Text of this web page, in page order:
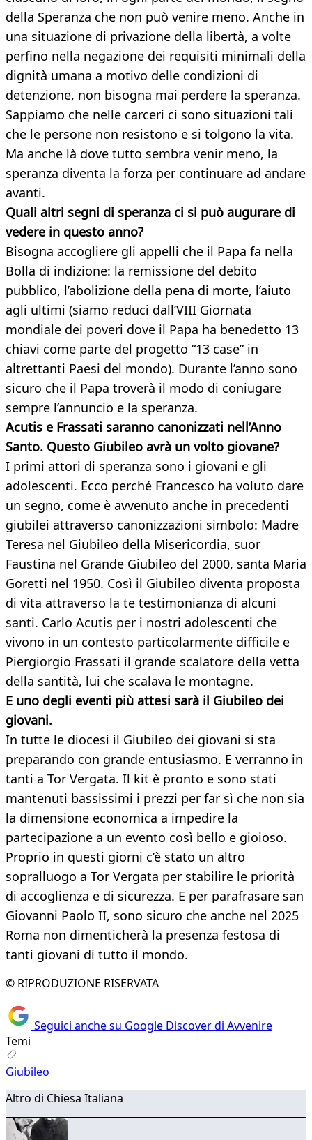
della Speranza che non può venire meno. Anche in
una situazione di privazione della libertà, a volte
perfino nella negazione dei requisiti minimali della
dignità umana a motivo delle condizioni di
detenzione, non bisogna mai perdere la speranza.
Sappiamo che nelle carceri ci sono situazioni tali
che le persone non resistono e si tolgono la vita.
Ma anche là dove tutto sembra venir meno, la
speranza diventa la forza per continuare ad andare
avanti.
Quali altri segni di speranza ci si può augurare di
vedere in questo anno?
Bisogna accogliere gli appelli che il Papa fa nella
Bolla di indizione: la remissione del debito
pubblico, l’abolizione della pena di morte, l’aiuto
agli ultimi (siamo reduci dall’VIII Giornata
mondiale dei poveri dove il Papa ha benedetto 13
chiavi come parte del progetto “13 case” in
altrettanti Paesi del mondo). Durante l’anno sono
sicuro che il Papa troverà il modo di coniugare
sempre l’annuncio e la speranza.
Acutis e Frassati saranno canonizzati nell’Anno
Santo. Questo Giubileo avrà un volto giovane?
I primi attori di speranza sono i giovani e gli
adolescenti. Ecco perché Francesco ha voluto dare
un segno, come è avvenuto anche in precedenti
giubilei attraverso canonizzazioni simbolo: Madre
Teresa nel Giubileo della Misericordia, suor
Faustina nel Grande Giubileo del 2000, santa Maria
Goretti nel 1950. Così il Giubileo diventa proposta
di vita attraverso la te testimonianza di alcuni
santi. Carlo Acutis per i nostri adolescenti che
vivono in un contesto particolarmente difficile e
Piergiorgio Frassati il grande scalatore della vetta
della santità, lui che scalava le montagne.
E uno degli eventi più attesi sarà il Giubileo dei
giovani.
In tutte le diocesi il Giubileo dei giovani si sta
preparando con grande entusiasmo. E verranno in
tanti a Tor Vergata. Il kit è pronto e sono stati
mantenuti bassissimi i prezzi per far sì che non sia
la dimensione economica a impedire la
partecipazione a un evento così bello e gioioso.
Proprio in questi giorni c’è stato un altro
sopralluogo a Tor Vergata per stabilire le priorità
di accoglienza e di sicurezza. E per parafrasare san
Giovanni Paolo II, sono sicuro che anche nel 2025
Roma non dimenticherà la presenza festosa di
tanti giovani di tutto il mondo.
© RIPRODUZIONE RISERVATA
Seguici anche su Google Discover di Avvenire
Temi
Giubileo
Altro di Chiesa Italiana